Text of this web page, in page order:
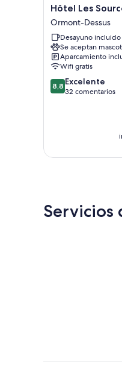
Hôtel
Les
Sources
Ormont-
Dessus
Hôtel Les
Ormont-Dessus
Desayuno incluido
Se aceptan
Aparcamiento
Wifi gratis
8.8
sobre
8,8 Excelente
32 comentarios
Servicios